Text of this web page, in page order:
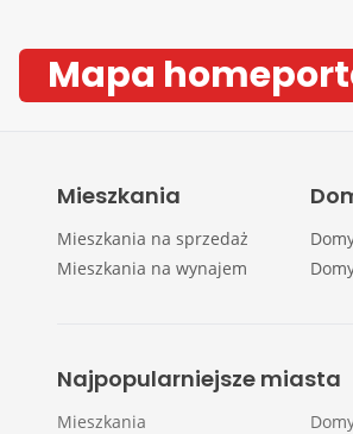
Mapa
Mieszkania
Mieszkania na sprzedaż
Mieszkania na wynajem
Najpopularniejsze miasta
Mieszkania